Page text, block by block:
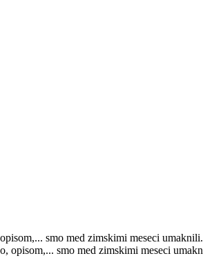
smo med zimskimi meseci umaknili.